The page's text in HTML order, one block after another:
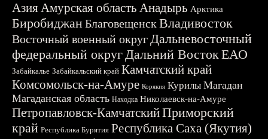
АзияАмурская область Анадырь Арктика
БиробиджанБлаговещенскВладивосток
Восточный военный округДальневосточный
федеральный округДальний ВостокЕАО
Забайкалье Забайкальский край Камчатский край
Комсомольск-на-Амуре Корякия Курилы Магадан
Магаданская область Находка Николаевск-на-Амуре
Петропавловск-КамчатскийПриморский
край Республика Бурятия Республика Саха (Якутия)